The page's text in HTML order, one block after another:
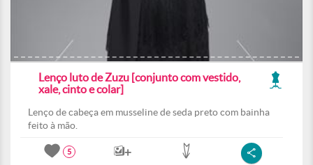
Lenço luto de Zuzu [conjunto com vestido,
xale, cinto e colar]
Lenço de cabeça em musseline de seda preto com bainha
feito à mão.
5